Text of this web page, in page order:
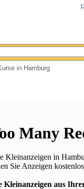
in Hamburg
Kleinanzeigen in
Sie Anzeigen
Kleinanzeigen aus